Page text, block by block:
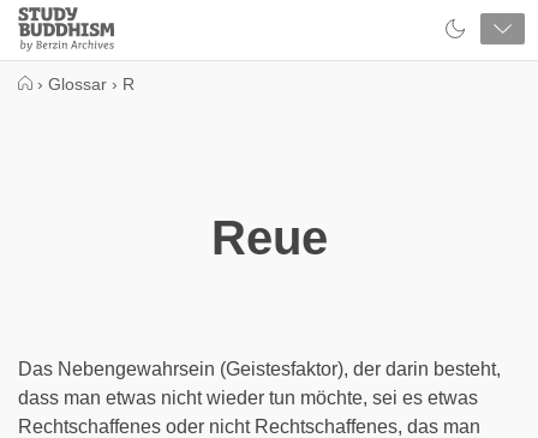
Close
Study
Buddhism
› Glossar › R
Reue
Das Nebengewahrsein (Geistesfaktor), der darin besteht,
dass man etwas nicht wieder tun möchte, sei es etwas
Rechtschaffenes oder nicht Rechtschaffenes, das man